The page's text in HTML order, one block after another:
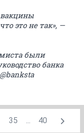
это не так», —
были
банка
35 ... 40